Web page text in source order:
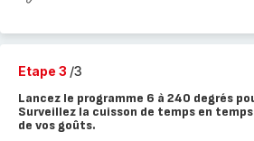
Etape 3 /3
Lancez le programme 6 à 240 degrés
Surveillez la cuisson de temps en
de vos goûts.